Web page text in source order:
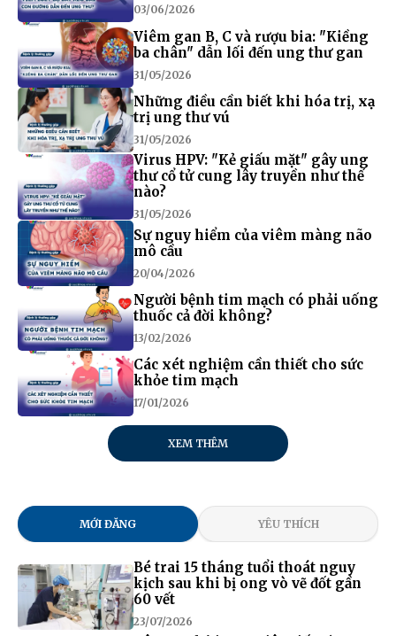
03/06/2026
Viêm gan B, C và rượu bia: "Kiềng
ba chân" dẫn lối đến ung thư gan
31/05/2026
Những điều cần biết khi hóa trị, xạ
trị ung thư vú
31/05/2026
Virus HPV: "Kẻ giấu mặt" gây ung
thư cổ tử cung lây truyền như thế
nào?
31/05/2026
Sự nguy hiểm của viêm màng não
mô cầu
20/04/2026
Người bệnh tim mạch có phải uống
thuốc cả đời không?
13/02/2026
Các xét nghiệm cần thiết cho sức
khỏe tim mạch
17/01/2026
XEM THÊM
MỚI ĐĂNG YÊU THÍCH
Bé trai 15 tháng tuổi thoát nguy
kịch sau khi bị ong vò vẽ đốt gần
60 vết
23/07/2026